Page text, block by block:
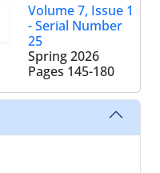
Volume 7, Issue 1
- Serial Number
25
Spring 2026
Pages 145-180